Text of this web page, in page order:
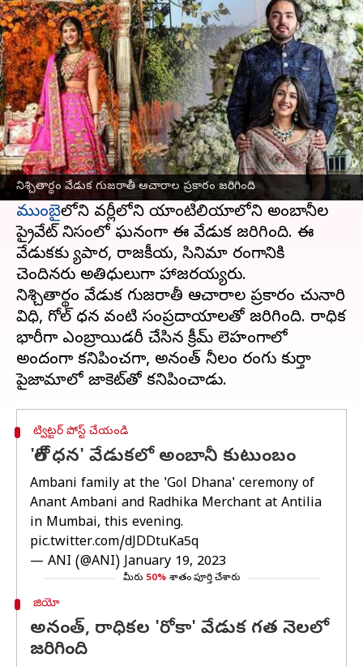
నిశ్చితార్థం వేడుక గుజరాతీ ఆచారాల ప్రకారం జరిగింది
వైరల్ అవుతున్న అనంత్ అంబానీ,
రాధిక మర్చంట్ నిశ్చితార్ధం ఫోటోలు
వ్రాసిన వారు Nishkala Sathivada Jan 20, 2023 10:24 am
ఈ వార్తాకథనం ఏంటి
వ్యాపార దిగ్గజంముఖేష్ అంబానీ, నీతా అంబానీ
దంపతుల చిన్న కుమారుడు అనంత్ అంబానీకి రాధికా
మర్చంట్‌తో గురువారం నిశ్చితార్థం జరిగింది.
ముంబైలోని వర్లీలోని యాంటిలియాలోని అంబానీల
ప్రైవేట్ నివాసంలో ఘనంగా ఈ వేడుక జరిగింది. ఈ
వేడుకకు వ్యాపార, రాజకీయ, సినిమా రంగానికి
చెందినవారు అతిధులుగా హాజరయ్యరు.
నిశ్చితార్థం వేడుక గుజరాతీ ఆచారాల ప్రకారం చునారి
విధి, గోల్ ధన వంటి సంప్రదాయాలతో జరిగింది. రాధిక
భారీగా ఎంబ్రాయిడరీ చేసిన క్రీమ్ లెహంగాలో
అందంగా కనిపించగా, అనంత్ నీలం రంగు కుర్తా
ట్విట్టర్ పోస్ట్ చేయండి
'గోల్ ధన' వేడుకలో అంబానీ కుటుంబం
Ambani family at the 'Gol Dhana' ceremony of
Anant Ambani and Radhika Merchant at Antilia
in Mumbai, this evening.
pic.twitter.com/dJDDtuKa5q
— ANI (@ANI)January 19, 2023
మీరు 50% శాతం పూర్తి చేశారు
జియో
అనంత్‌, రాధికల 'రోకా' వేడుక గత నెలలో
జరిగింది